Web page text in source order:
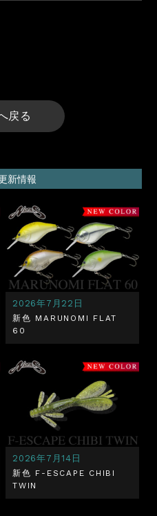
戻る
新情報
2026年7月22日
新色 MARUNOMI FLAT
60
2026年7月14日
新色 F-ESCAPE CHIBI
TWIN